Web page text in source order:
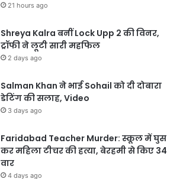
21 hours ago
Shreya Kalra बनीं Lock Upp 2 की विनर,
ट्रॉफी ने लूटी सारी महफिल
2 days ago
Salman Khan ने भाई Sohail को दी दोबारा
डेटिंग की सलाह, Video
3 days ago
Faridabad Teacher Murder: स्कूल में घुस
कर महिला टीचर की हत्या, बेरहमी से किए 34
वार
4 days ago